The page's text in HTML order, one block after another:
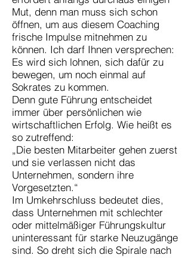
Mut, denn man muss sich schon
öffnen, um aus diesem Coaching
frische Impulse mitnehmen zu
können. Ich darf Ihnen versprechen:
Es wird sich lohnen, sich dafür zu
bewegen, um noch einmal auf
Sokrates zu kommen.
Denn gute Führung entscheidet
immer über persönlichen wie
wirtschaftlichen Erfolg. Wie heißt es
so zutreffend:
„Die besten Mitarbeiter gehen zuerst
und sie verlassen nicht das
Unternehmen, sondern ihre
Vorgesetzten.“
Im Umkehrschluss bedeutet dies,
dass Unternehmen mit schlechter
oder mittelmäßiger Führungskultur
uninteressant für starke Neuzugänge
sind. So dreht sich die Spirale nach